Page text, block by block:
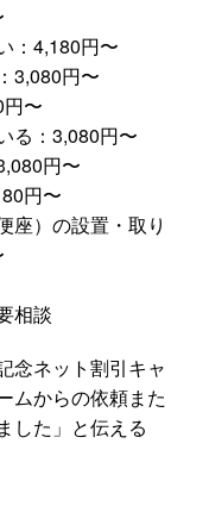
：4,180円〜
3,080円〜
〜
る：3,080円〜
円〜
円〜
座）の設置・取り
相談
念ネット割引キャ
ムからの依頼また
した」と伝える